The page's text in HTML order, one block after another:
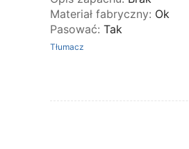
Materiał fabryczny: Ok
Pasować: Tak
Tłumacz